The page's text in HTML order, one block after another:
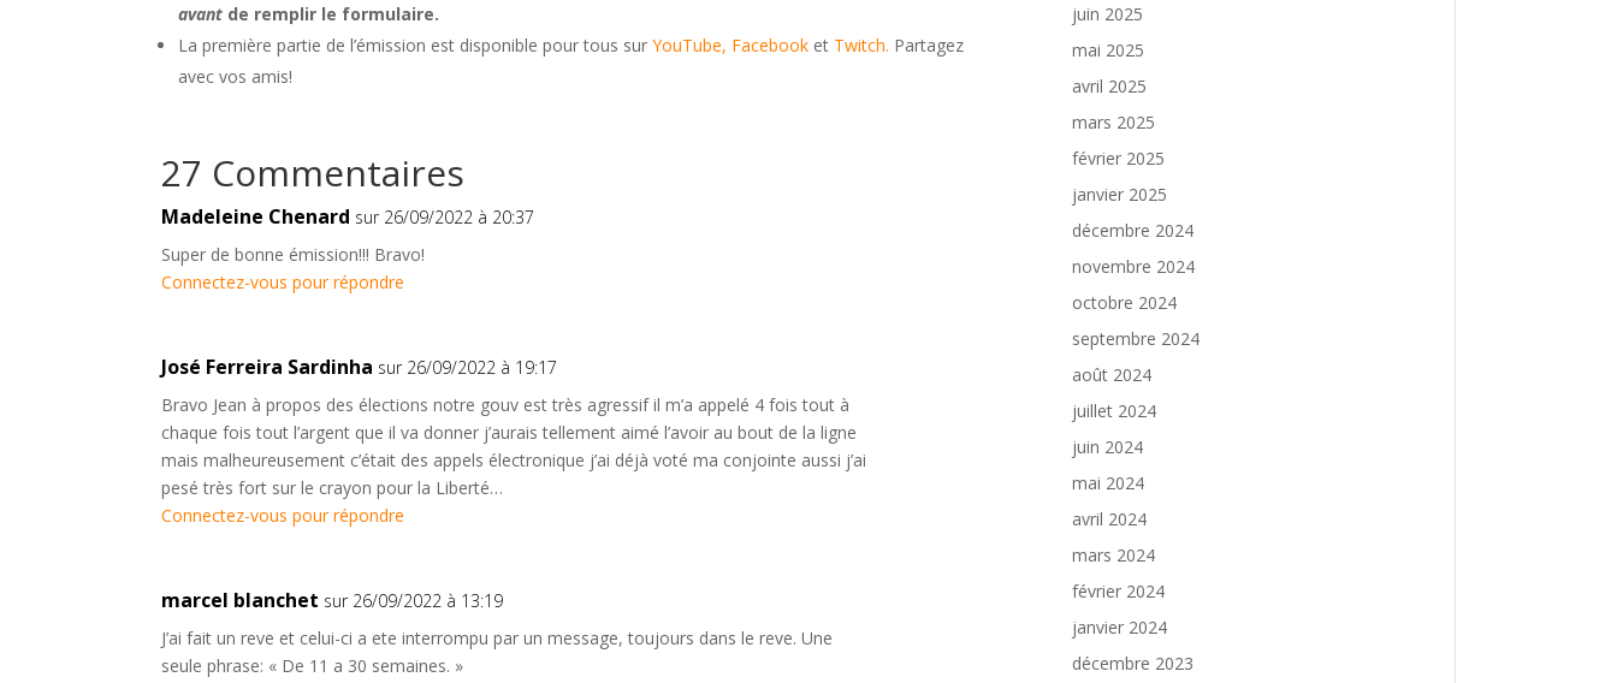
avant de remplir le formulaire.
La première partie de l’émission est disponible pour tous surYouTube, Facebook et Twitch. Partagez
avec vos amis!
27 Commentaires
Madeleine Chenard sur 26/09/2022 à 20:37
Super de bonne émission!!! Bravo!
Connectez-vous pour répondre
José Ferreira Sardinha sur 26/09/2022 à 19:17
Bravo Jean à propos des élections notre gouv est très agressif il m’a appelé 4 fois tout à
chaque fois tout l’argent que il va donner j’aurais tellement aimé l’avoir au bout de la ligne
mais malheureusement c’était des appels électronique j’ai déjà voté ma conjointe aussi j’ai
pesé très fort sur le crayon pour la Liberté…
Connectez-vous pour répondre
marcel blanchet sur 26/09/2022 à 13:19
J’ai fait un reve et celui-ci a ete interrompu par un message, toujours dans le reve. Une
seule phrase: « De 11 a 30 semaines. »
juin 2025
mai 2025
avril 2025
mars 2025
février 2025
janvier 2025
décembre 2024
novembre 2024
octobre 2024
septembre 2024
août 2024
juillet 2024
juin 2024
mai 2024
avril 2024
mars 2024
février 2024
janvier 2024
décembre 2023